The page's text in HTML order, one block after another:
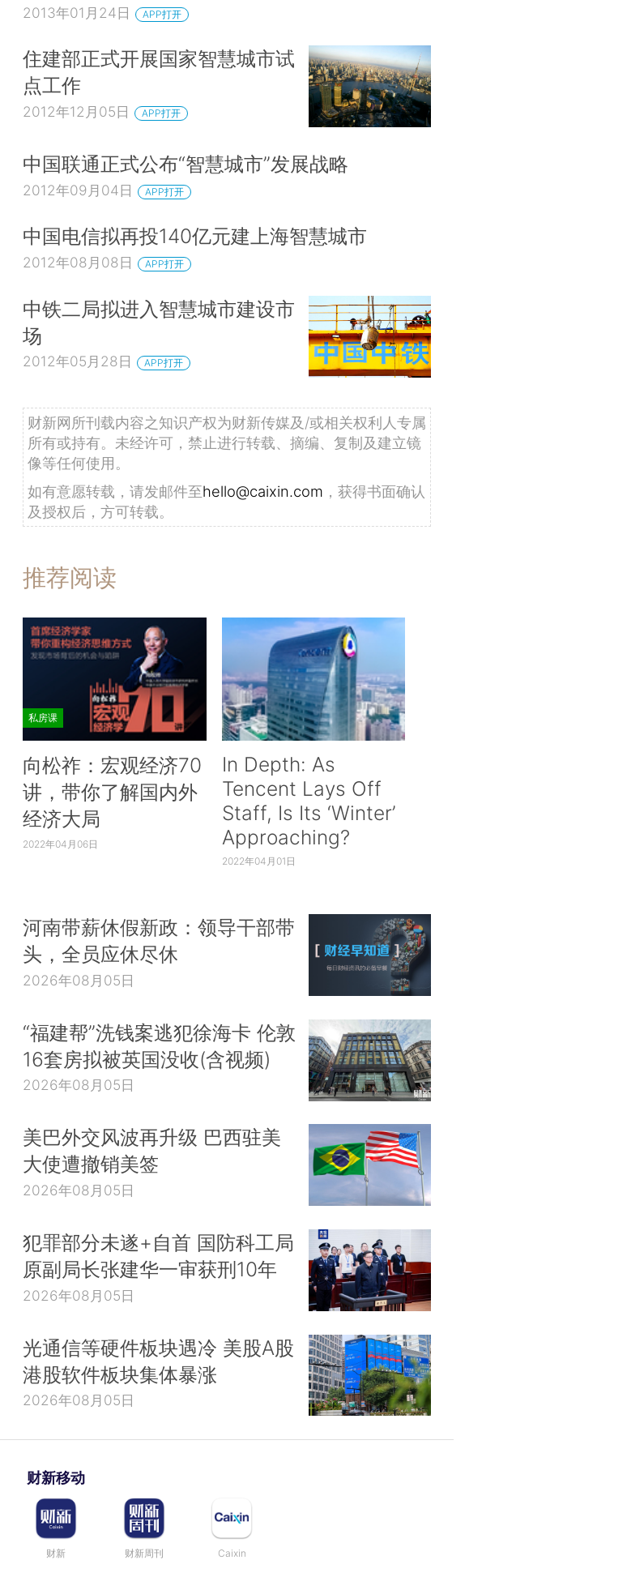
2013年01月24日 APP打开
住建部正式开展国家智慧城市试
点工作
2012年12月05日 APP打开
中国联通正式公布“智慧城市”发展战略
2012年09月04日 APP打开
中国电信拟再投140亿元建上海智慧城市
2012年08月08日 APP打开
中铁二局拟进入智慧城市建设市
场
2012年05月28日 APP打开
财新网所刊载内容之知识产权为财新传媒及/或相关权利人专属
所有或持有。未经许可，禁止进行转载、摘编、复制及建立镜
像等任何使用。
如有意愿转载，请发邮件至hello@caixin.com ，获得书面确认
及授权后，方可转载。
推荐阅读
私房课
向松祚：宏观经济70
讲，带你了解国内外
经济大局
2022年04月06日
In Depth: As
Tencent Lays Off
Staff, Is Its ‘Winter’
Approaching?
2022年04月01日
河南带薪休假新政：领导干部带
头，全员应休尽休
2026年08月05日
“福建帮”洗钱案逃犯徐海卡 伦敦
16套房拟被英国没收(含视频)
2026年08月05日
美巴外交风波再升级 巴西驻美
大使遭撤销美签
2026年08月05日
犯罪部分未遂+自首 国防科工局
原副局长张建华一审获刑10年
2026年08月05日
光通信等硬件板块遇冷 美股A股
港股软件板块集体暴涨
2026年08月05日
财新移动
财新 财新周刊 Caixin